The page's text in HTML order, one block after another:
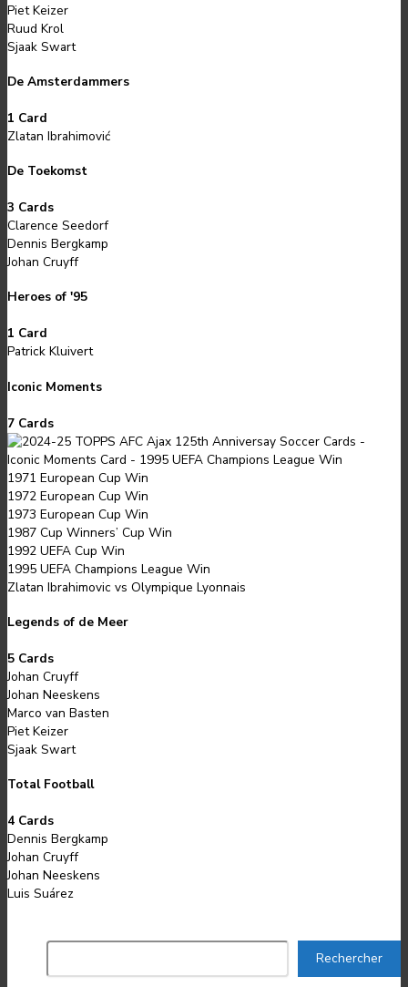
Piet Keizer
Ruud Krol
Sjaak Swart
De Amsterdammers
1 Card
Zlatan Ibrahimović
De Toekomst
3 Cards
Clarence Seedorf
Dennis Bergkamp
Johan Cruyff
Heroes of '95
1 Card
Patrick Kluivert
Iconic Moments
7 Cards
1971 European Cup Win
1972 European Cup Win
1973 European Cup Win
1987 Cup Winners’ Cup Win
1992 UEFA Cup Win
1995 UEFA Champions League Win
Zlatan Ibrahimovic vs Olympique Lyonnais
Legends of de Meer
5 Cards
Johan Cruyff
Johan Neeskens
Marco van Basten
Piet Keizer
Sjaak Swart
Total Football
4 Cards
Dennis Bergkamp
Johan Cruyff
Johan Neeskens
Luis Suárez
Rechercher
Rechercher